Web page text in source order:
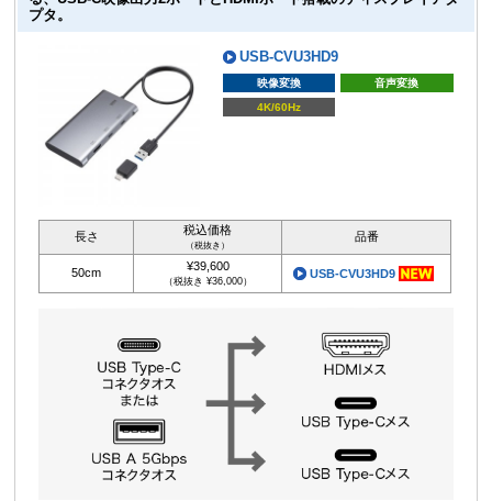
プタ。
USB-CVU3HD9
映像変換
音声変換
4K/60Hz
長さ 税込価格
（税抜き）
品番
50cm ¥39,600
（税抜き ¥36,000）
USB-CVU3HD9